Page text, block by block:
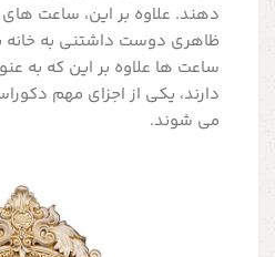
دهند. علاوه بر این، ساعت های
ظاهری دوست داشتنی به خانه
ساعت ها علاوه بر این که به
دارند، یکی از اجزای مهم
می شوند.